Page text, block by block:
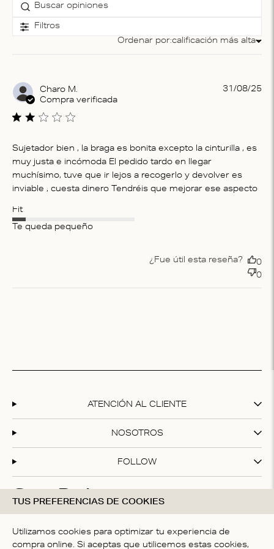
Filtros
Ordenar por
Ordenar por:calificación más alta
Charo M.
Compra verificada
Sujetador bien , la braga es bonita excepto la cinturilla , es
muy justa e incómoda El pedido tardo en llegar
muchísimo, tuve que ir lejos a recogerlo y devolver es
inviable , cuesta dinero Tendréis que mejorar ese aspecto
Fit
Te queda pequeño
31/08/25
¿Fue útil esta reseña?
0
0
ATENCIÓN AL CLIENTE
NOSOTROS
FOLLOW
Cartas De Amor
descuento en tu primera compra.
TUS PREFERENCIAS DE COOKIES
Utilizamos cookies para optimizar tu experiencia de
compra online. Si aceptas que utilicemos estas cookies,